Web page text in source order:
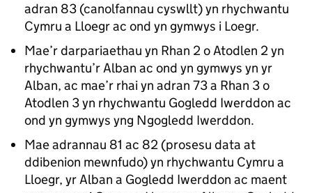
adran 83 (canolfannau cyswllt) yn rhychwantu
Cymru a Lloegr ac ond yn gymwys i Loegr.
Mae’r darpariaethau yn Rhan 2 o Atodlen 2 yn
rhychwantu’r Alban ac ond yn gymwys yn yr
Alban, ac mae’r rhai yn adran 73 a Rhan 3 o
Atodlen 3 yn rhychwantu Gogledd Iwerddon ac
ond yn gymwys yng Ngogledd Iwerddon.
Mae adrannau 81 ac 82 (prosesu data at
ddibenion mewnfudo) yn rhychwantu Cymru a
Lloegr, yr Alban a Gogledd Iwerddon ac maent